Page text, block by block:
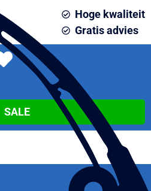
Hoge kwaliteit
Gratis advies
SALE